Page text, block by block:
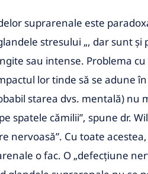
suprarenale este
stresului „, dar sunt
sau intense. Problema
lor tinde să se adune
starea dvs. mentală) nu
spatele cămilii”, spune dr.
nervoasă”. Cu toate
o fac. O „defecțiune